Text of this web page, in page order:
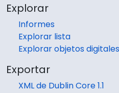
Explorar
Informes
Explorar lista
Explorar objetos digitales
Exportar
XML de Dublin Core 1.1